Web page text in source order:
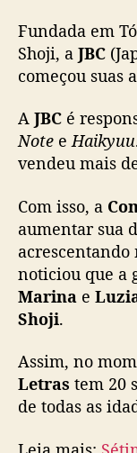
Fundada em
Shoji, a JBC
começou suas
A JBC é
Note e
vendeu mais
Com isso, a
aumentar sua
acrescentando
noticiou que a
Marina e
Shoji.
Assim, no
Letras tem 20
de todas as